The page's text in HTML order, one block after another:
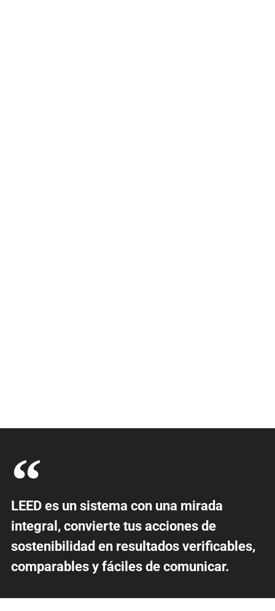
LEED es un sistema con una mirada
integral, convierte tus acciones de
sostenibilidad en resultados verificables,
comparables y fáciles de comunicar.